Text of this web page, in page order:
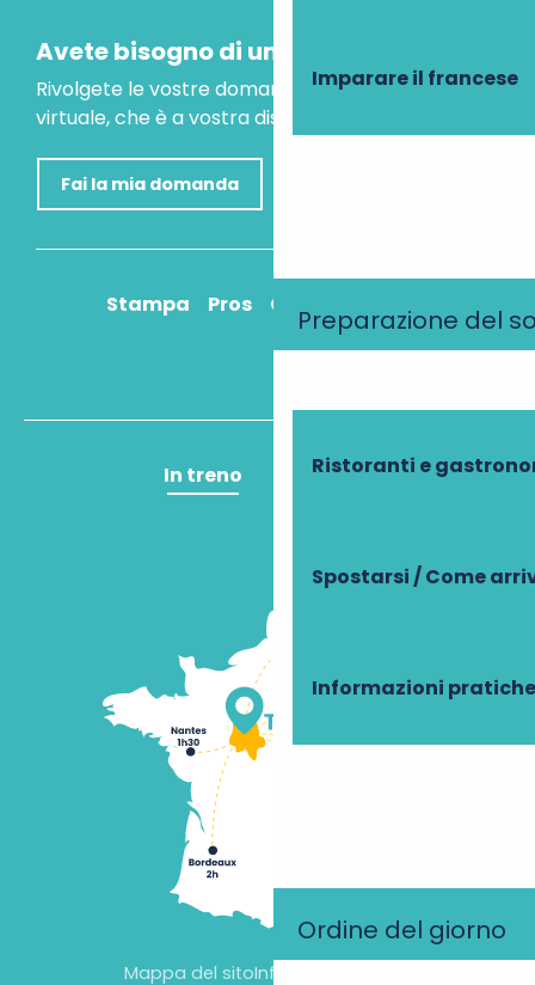
Imparare il francese
Preparazione del
Ristoranti e
Spostarsi / Come
Informazioni pratiche
Ordine del giorno
Avete bisogno di un consiglio?
Rivolgete le vostre domande al nostro assistente
virtuale, che è a vostra disposizione per aiutarvi.
Fai la mia domanda
Stampa Pros Come ci arrivo?
In treno In aereo
Mappa del sitoInformazioni legali